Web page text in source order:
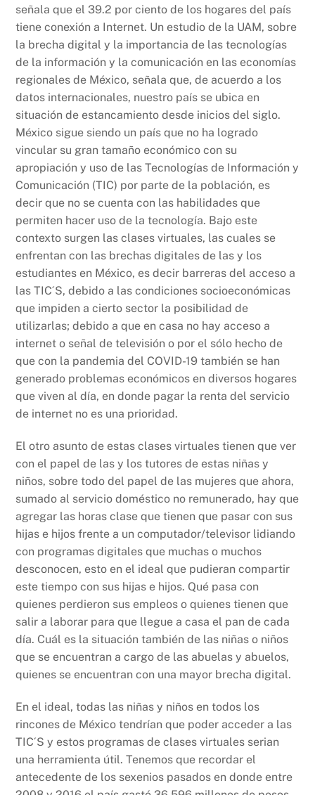
señala que el 39.2 por ciento de los hogares del país
tiene conexión a Internet. Un estudio de la UAM, sobre
la brecha digital y la importancia de las tecnologías
de la información y la comunicación en las economías
regionales de México, señala que, de acuerdo a los
datos internacionales, nuestro país se ubica en
situación de estancamiento desde inicios del siglo.
México sigue siendo un país que no ha logrado
vincular su gran tamaño económico con su
apropiación y uso de las Tecnologías de Información y
Comunicación (TIC) por parte de la población, es
decir que no se cuenta con las habilidades que
permiten hacer uso de la tecnología. Bajo este
contexto surgen las clases virtuales, las cuales se
enfrentan con las brechas digitales de las y los
estudiantes en México, es decir barreras del acceso a
las TIC´S, debido a las condiciones socioeconómicas
que impiden a cierto sector la posibilidad de
utilizarlas; debido a que en casa no hay acceso a
internet o señal de televisión o por el sólo hecho de
que con la pandemia del COVID-19 también se han
generado problemas económicos en diversos hogares
que viven al día, en donde pagar la renta del servicio
de internet no es una prioridad.
El otro asunto de estas clases virtuales tienen que ver
con el papel de las y los tutores de estas niñas y
niños, sobre todo del papel de las mujeres que ahora,
sumado al servicio doméstico no remunerado, hay que
agregar las horas clase que tienen que pasar con sus
hijas e hijos frente a un computador/televisor lidiando
con programas digitales que muchas o muchos
desconocen, esto en el ideal que pudieran compartir
este tiempo con sus hijas e hijos. Qué pasa con
quienes perdieron sus empleos o quienes tienen que
salir a laborar para que llegue a casa el pan de cada
día. Cuál es la situación también de las niñas o niños
que se encuentran a cargo de las abuelas y abuelos,
quienes se encuentran con una mayor brecha digital.
En el ideal, todas las niñas y niños en todos los
rincones de México tendrían que poder acceder a las
TIC´S y estos programas de clases virtuales serian
una herramienta útil. Tenemos que recordar el
antecedente de los sexenios pasados en donde entre